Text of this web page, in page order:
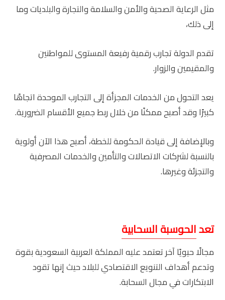
مثل الرعاية الصحية والأمن والسلامة والتجارة والبلديات وما
إلى ذلك،
تقدم الدولة تجارب رقمية رفيعة المستوى للمواطنين
والمقيمين والزوار.
يعد التحول من الخدمات المجزأة إلى التجارب الموحدة اتجاهًا
كبيرًا وقد أصبح ممكنًا من خلال ربط جميع الأقسام الضرورية.
وبالإضافة إلى قيادة الحكومة للخطة، أصبح هذا الآن أولوية
بالنسبة لشركات الاتصالات والتأمين والخدمات المصرفية
والتجزئة وغيرها.
تعدالحوسبة السحابية
مجالًا حيويًا آخر تعتمد عليه المملكة العربية السعودية بقوة
وتدعم أهداف التنويع الاقتصادي للبلاد حيث إنها تقود
الابتكارات في مجال السحابة.